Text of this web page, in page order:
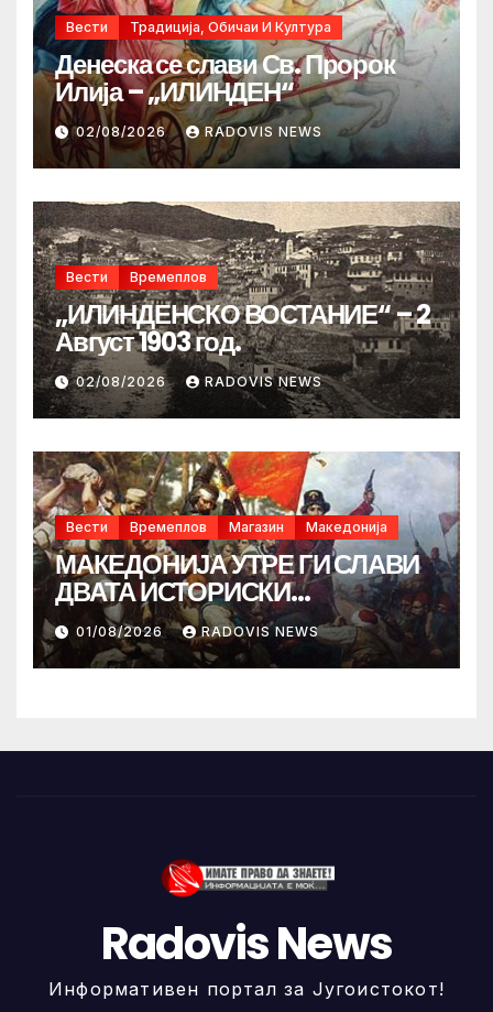
Вести Традиција, Обичаи И Култура
Денеска се слави Св. Пророк
Илија – „ИЛИНДЕН“
02/08/2026 RADOVIS NEWS
Вести Времеплов
„ИЛИНДЕНСКО ВОСТАНИЕ“ – 2
Август 1903 год.
02/08/2026 RADOVIS NEWS
Вести Времеплов Магазин Македонија
МАКЕДОНИЈА УТРЕ ГИ СЛАВИ
ДВАТА ИСТОРИСКИ
ИЛИНДЕНА!
01/08/2026 RADOVIS NEWS
Radovis News
Информативен портал за Југоистокот!